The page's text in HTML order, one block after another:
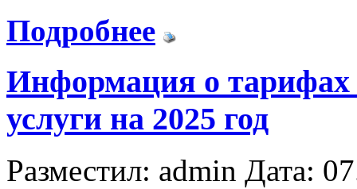
Подробнее
Информация о тарифах
услуги на 2025 год
Разместил: admin Дата: